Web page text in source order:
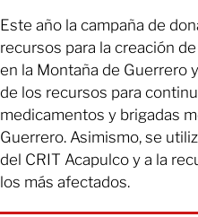
Este año la campaña de
recursos para la creación
en la Montaña de Guerrero
de los recursos para
medicamentos y brigadas
Guerrero. Asimismo, se
del CRIT Acapulco y a la
los más afectados.